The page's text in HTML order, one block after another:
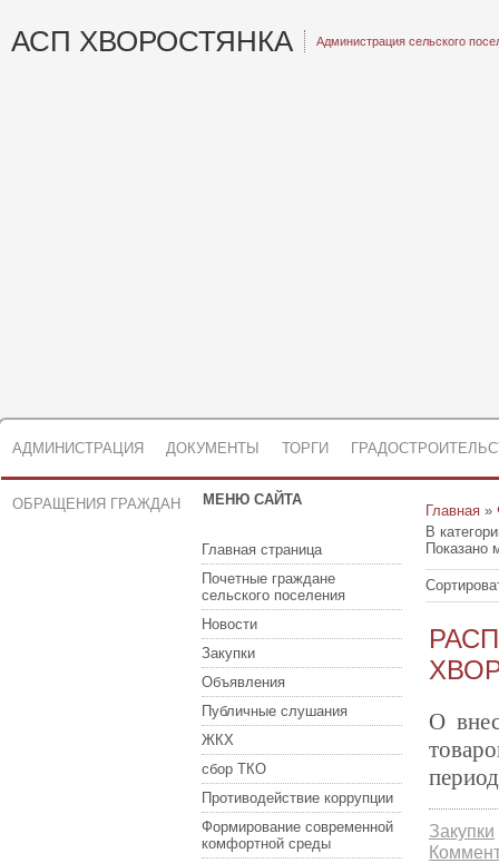
АСП ХВОРОСТЯНКА Администрация сельского
АДМИНИСТРАЦИЯ ДОКУМЕНТЫ ТОРГИ
ОБРАЩЕНИЯ ГРАЖДАН МЕНЮ САЙТА
Главная страница
Почетные граждане
сельского поселения
Новости
Закупки
Объявления
Публичные слушания
ЖКХ
сбор ТКО
Противодействие коррупции
Формирование современной
комфортной среды
Главная »
В
Показано
О
Закупки